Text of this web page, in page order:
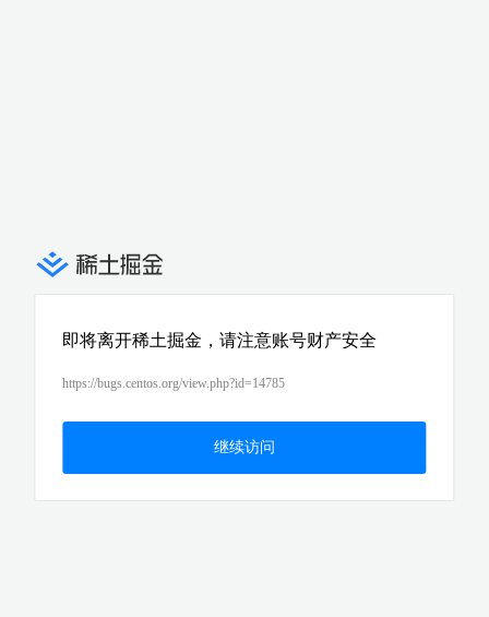
即将离开稀土掘金，请注意账号财产安全
https://bugs.centos.org/view.php?id=14785
继续访问